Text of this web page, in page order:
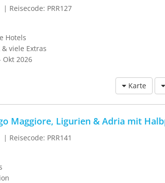
| Reisecode: PRR127
Hotels
viele Extras
2026
Karte
Maggiore, Ligurien & Adria mit
| Reisecode: PRR141